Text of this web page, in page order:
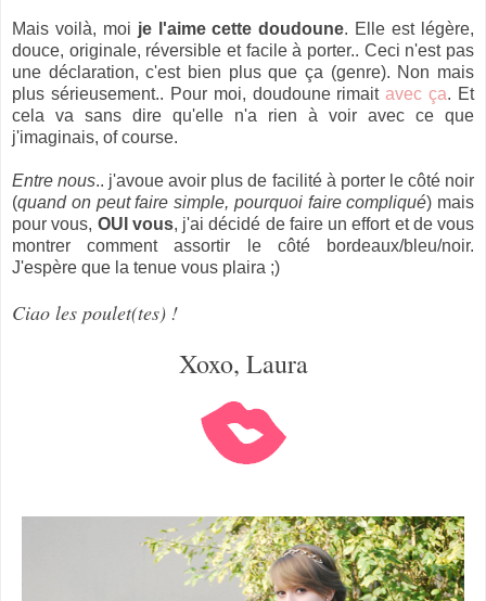
Mais voilà, moi je l'aime cette doudoune. Elle est légère,
douce, originale, réversible et facile à porter.. Ceci n'est pas
une déclaration, c'est bien plus que ça (genre). Non mais
plus sérieusement.. Pour moi, doudoune rimaitavec ça. Et
cela va sans dire qu'elle n'a rien à voir avec ce que
j'imaginais, of course.
Entre nous.. j'avoue avoir plus de facilité à porter le côté noir
(quand on peut faire simple, pourquoi faire compliqué) mais
pour vous, OUI vous, j'ai décidé de faire un effort et de vous
montrer comment assortir le côté bordeaux/bleu/noir.
J'espère que la tenue vous plaira ;)
Ciao les poulet(tes) !
Xoxo, Laura